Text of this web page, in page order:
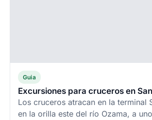
Guia
Excursiones para cruceros en
Los cruceros atracan en la terminal
en la orilla este del río Ozama, a